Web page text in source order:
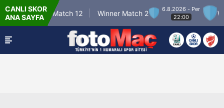
CANLI SKOR
ANA SAYFA
Winner Match 12 Winner Match 2
6.8.2026 - Per
22:00